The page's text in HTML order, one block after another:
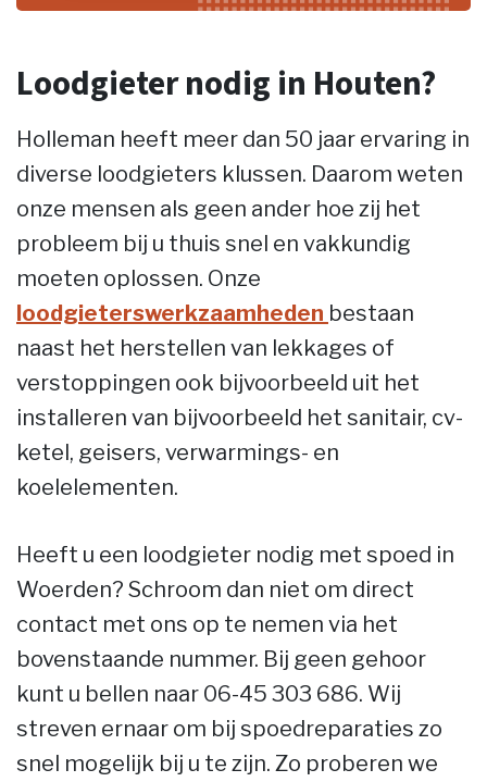
Loodgieter nodig in Houten?
Holleman heeft meer dan 50 jaar ervaring in
diverse loodgieters klussen. Daarom weten
onze mensen als geen ander hoe zij het
probleem bij u thuis snel en vakkundig
moeten oplossen. Onze
loodgieterswerkzaamheden bestaan
naast het herstellen van lekkages of
verstoppingen ook bijvoorbeeld uit het
installeren van bijvoorbeeld het sanitair, cv-
ketel, geisers, verwarmings- en
koelelementen.
Heeft u een loodgieter nodig met spoed in
Woerden? Schroom dan niet om direct
contact met ons op te nemen via het
bovenstaande nummer. Bij geen gehoor
kunt u bellen naar 06-45 303 686. Wij
streven ernaar om bij spoedreparaties zo
snel mogelijk bij u te zijn. Zo proberen we